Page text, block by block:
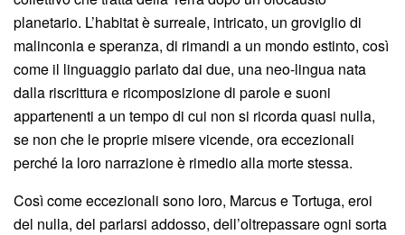
planetario. L’habitat è surreale, intricato, un groviglio di
malinconia e speranza, di rimandi a un mondo estinto, così
come il linguaggio parlato dai due, una neo-lingua nata
dalla riscrittura e ricomposizione di parole e suoni
appartenenti a un tempo di cui non si ricorda quasi nulla,
se non che le proprie misere vicende, ora eccezionali
perché la loro narrazione è rimedio alla morte stessa.
Così come eccezionali sono loro, Marcus e Tortuga, eroi
del nulla, del parlarsi addosso, dell’oltrepassare ogni sorta